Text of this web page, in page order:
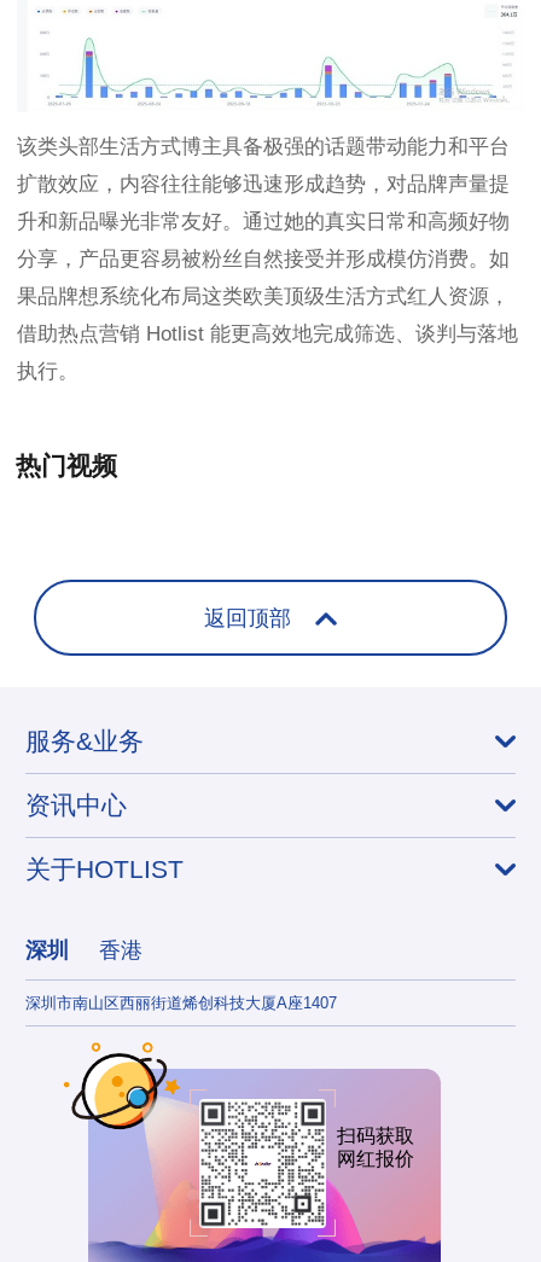
该类头部生活方式博主具备极强的话题带动能力和平台
扩散效应，内容往往能够迅速形成趋势，对品牌声量提
升和新品曝光非常友好。通过她的真实日常和高频好物
分享，产品更容易被粉丝自然接受并形成模仿消费。如
果品牌想系统化布局这类欧美顶级生活方式红人资源，
借助热点营销 Hotlist 能更高效地完成筛选、谈判与落地
执行。
热门视频
返回顶部
服务&业务
资讯中心
关于HOTLIST
深圳 香港
深圳市南山区西丽街道烯创科技大厦A座1407
扫码获取
网红报价